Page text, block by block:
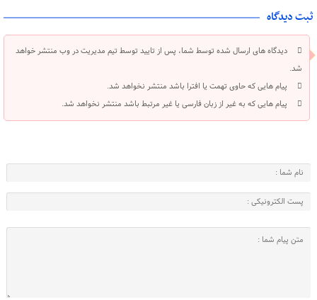
ثبت دیدگاه
دیدگاه های ارسال شده توسط شما، پس از تایید توسط تیم مدیریت در وب منتشر خواهد
شد.
پیام هایی که حاوی تهمت یا افترا باشد منتشر نخواهد شد.
پیام هایی که به غیر از زبان فارسی یا غیر مرتبط باشد منتشر نخواهد شد.